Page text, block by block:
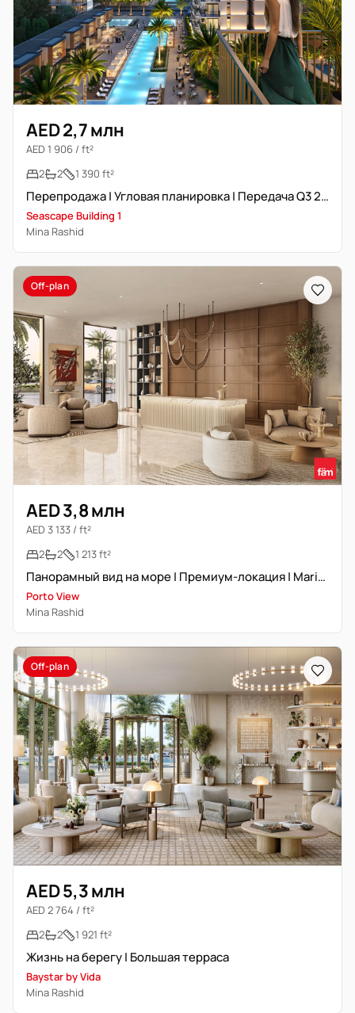
AED 2,7 млн
AED 1 906 / ft²
2
2 1 390 ft²
Перепродажа | Угловая планировка | Передача Q3 2026 | Просторная
Seascape Building 1
Mina Rashid
Off-plan
AED 3,8 млн
AED 3 133 / ft²
2
2 1 213 ft²
Панорамный вид на море | Премиум-локация | Marina Community
Porto View
Mina Rashid
Off-plan
AED 5,3 млн
AED 2 764 / ft²
2
2 1 921 ft²
Жизнь на берегу | Большая терраса
Baystar by Vida
Mina Rashid